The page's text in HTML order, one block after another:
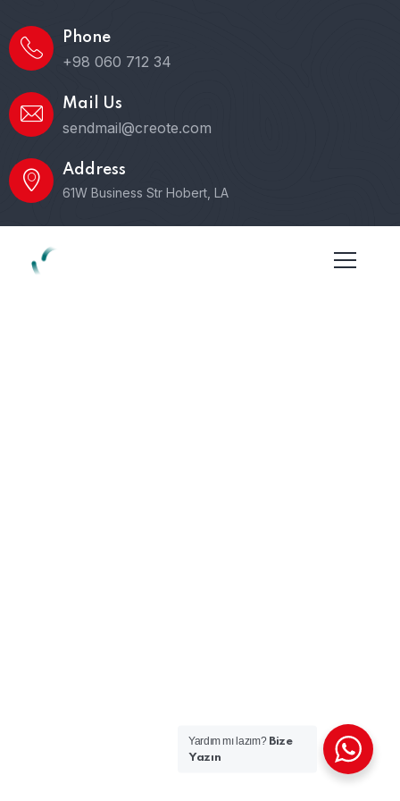
Phone
+98 060 712 34
Mail Us
sendmail@creote.com
Address
61W Business Str Hobert, LA
Yardım mı lazım? Bize
Yazın